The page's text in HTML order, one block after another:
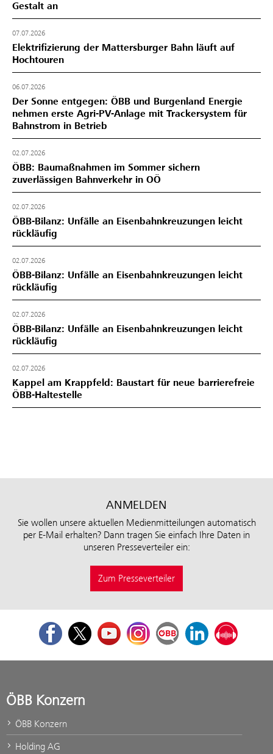
Gestalt an
07.07.2026
Elektrifizierung der Mattersburger Bahn läuft auf
Hochtouren
06.07.2026
Der Sonne entgegen: ÖBB und Burgenland Energie
nehmen erste Agri-PV-Anlage mit Trackersystem für
Bahnstrom in Betrieb
02.07.2026
ÖBB: Baumaßnahmen im Sommer sichern
zuverlässigen Bahnverkehr in OÖ
02.07.2026
ÖBB-Bilanz: Unfälle an Eisenbahnkreuzungen leicht
rückläufig
02.07.2026
ÖBB-Bilanz: Unfälle an Eisenbahnkreuzungen leicht
rückläufig
02.07.2026
ÖBB-Bilanz: Unfälle an Eisenbahnkreuzungen leicht
rückläufig
02.07.2026
Kappel am Krappfeld: Baustart für neue barrierefreie
ÖBB-Haltestelle
ANMELDEN
Sie wollen unsere aktuellen Medienmitteilungen automatisch
per E-Mail erhalten? Dann tragen Sie einfach Ihre Daten in
unseren Presseverteiler ein:
Zum Presseverteiler
FacebookTwitterYoutubeInstagramÖBB Corporate Blog
LinkedInPodcast
ÖBB Konzern
ÖBB Konzern
Holding AG